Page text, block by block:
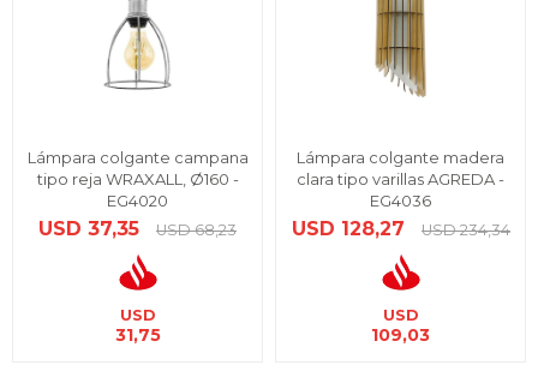
Lámpara colgante campana
tipo reja WRAXALL, Ø160 -
EG4020
USD 37,35 USD 68,23
USD
31,75
Lámpara colgante madera
clara tipo varillas AGREDA -
EG4036
USD 128,27 USD 234,34
USD
109,03